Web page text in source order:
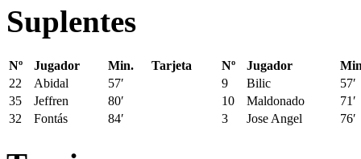
Suplentes
Nº Jugador Min. Tarjeta Nº Jugador
22
Abidal 57′ 9 Bilic
57′
35
Jeffren 80′ 10 Maldonado
71′
32
Fontás 84′ 3 Jose Angel 76′